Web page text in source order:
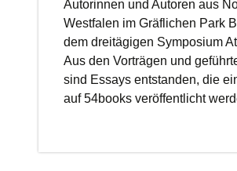
Autorinnen und Autoren aus
Westfalen im Gräflichen Park
dem dreitägigen Symposium
Aus den Vorträgen und
sind Essays entstanden, die
auf 54books veröffentlicht